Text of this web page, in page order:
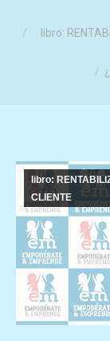
libro:
libro:
CLIENTE